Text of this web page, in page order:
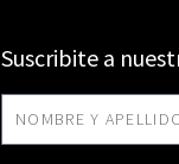
Suscribite a